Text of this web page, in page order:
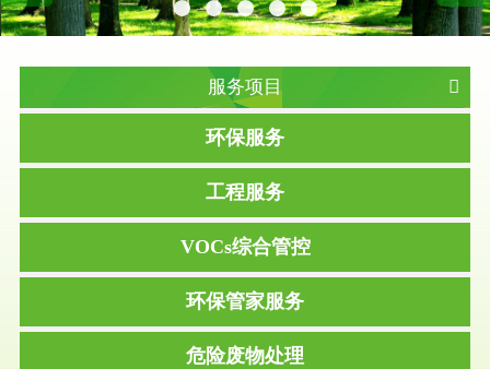
服务项目
环保服务
工程服务
VOCs综合管控
环保管家服务
危险废物处理